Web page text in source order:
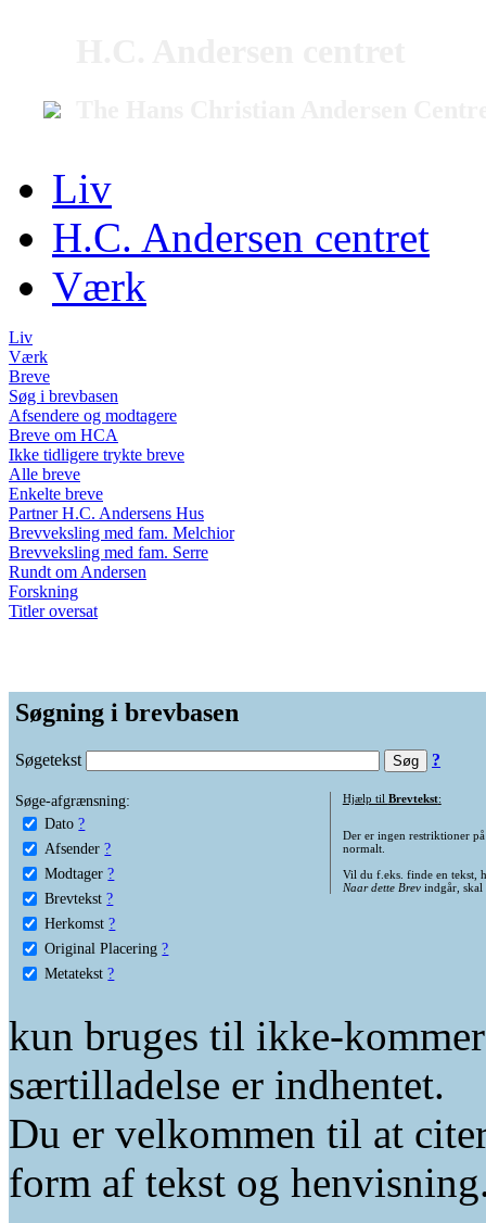
Liv
H.C. Andersen centret
Værk
Liv
Værk
Breve
Søg i brevbasen
Afsendere og modtagere
Breve om HCA
Ikke tidligere trykte breve
Alle breve
Enkelte breve
Partner H.C. Andersens Hus
Brevveksling med fam. Melchior
Brevveksling med fam. Serre
Rundt om Andersen
Forskning
Titler oversat
Søgning i brevbasen
Søgetekst ?
Søge-afgrænsning:
Dato ?
Afsender ?
Modtager ?
Brevtekst ?
Herkomst ?
Original Placering ?
Metatekst ?
Hjælp til Brevtekst:
Der er ingen restriktioner
normalt.
Vil du f.eks. finde en tekst,
Naar dette Brevindgår, skal
kun bruges til ikke-
særtilladelse er indhentet.
Du er velkommen til at
form af tekst og